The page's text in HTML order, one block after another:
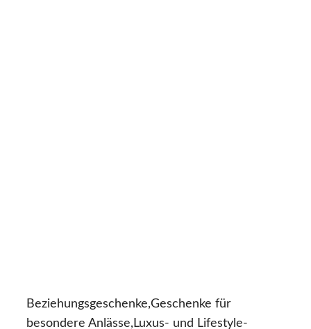
Beziehungsgeschenke,Geschenke für
besondere Anlässe,Luxus- und Lifestyle-